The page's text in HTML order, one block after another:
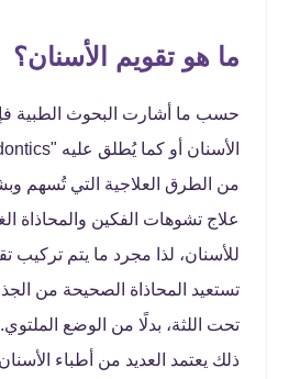
ما هو تقويم الأسنان؟
حسب ما أشارت البحوث الطبية
من الطرق العلاجية التي تُسهم
علاج تشوهات الفكين والمحاذاة
للأسنان، لذا مجرد ما يتم تركيب
تستعيد المحاذاة الصحيحة من
تحت اللثة، بدلًا من الوضع
ذلك يعتمد العديد من أطباء